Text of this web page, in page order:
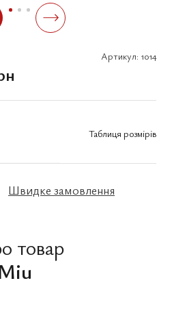
Артикул: 1014
Таблиця розмірів
Швидке замовлення
товар